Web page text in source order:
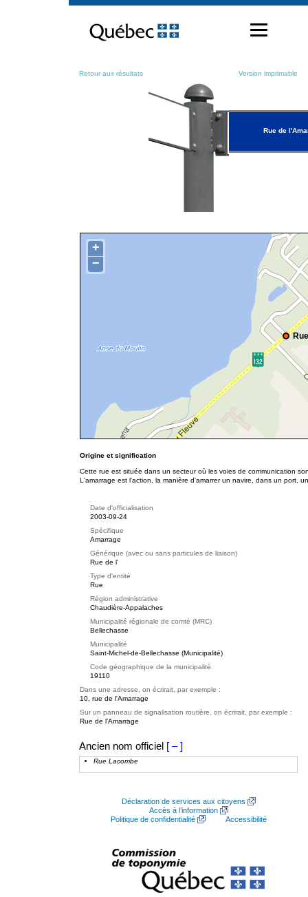
contenu
Retour aux résultats Version imprimable
Rue de
+
−
Origine et signification
Cette rue est située dans un secteur où les voies de communication
L'amarrage est l'action, la manière d'amarrer un navire, dans un port,
Date d'officialisation
2003-09-24
Spécifique
Amarrage
Générique (avec ou sans particules de liaison)
Rue de l'
Type d'entité
Rue
Région administrative
Chaudière-Appalaches
Municipalité régionale de comté (MRC)
Bellechasse
Municipalité
Saint-Michel-de-Bellechasse (Municipalité)
Code géographique de la municipalité
19110
Dans une adresse, on écrirait, par exemple :
10, rue de l'Amarrage
Sur un panneau de signalisation routière, on écrirait, par exemple :
Rue de l'Amarrage
Ancien nom officiel [ – ]
Rue Lacombe
Déclaration de services aux citoyens
Accès à l’information
Politique de confidentialité
Accessibilité